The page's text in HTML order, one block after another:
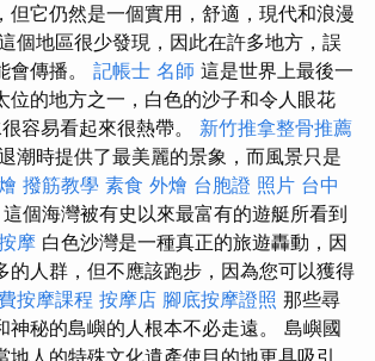
但它仍然是一個實用，舒適，現代和浪漫
個地區很少發現，因此在許多地方，誤
會傳播。 記帳士 名師 這是世界上最後一
位的地方之一，白色的沙子和令人眼花
容易看起來很熱帶。 新竹推拿整骨推薦
潮時提供了最美麗的景象，而風景只是
撥筋教學 素食 外燴 台胞證 照片 台中
這個海灣被有史以來最富有的遊艇所看到
摩 白色沙灣是一種真正的旅遊轟動，因
的人群，但不應該跑步，因為您可以獲得
按摩課程 按摩店 腳底按摩證照 那些尋
神秘的島嶼的人根本不必走遠。 島嶼國
地人的特殊文化遺產使目的地更具吸引